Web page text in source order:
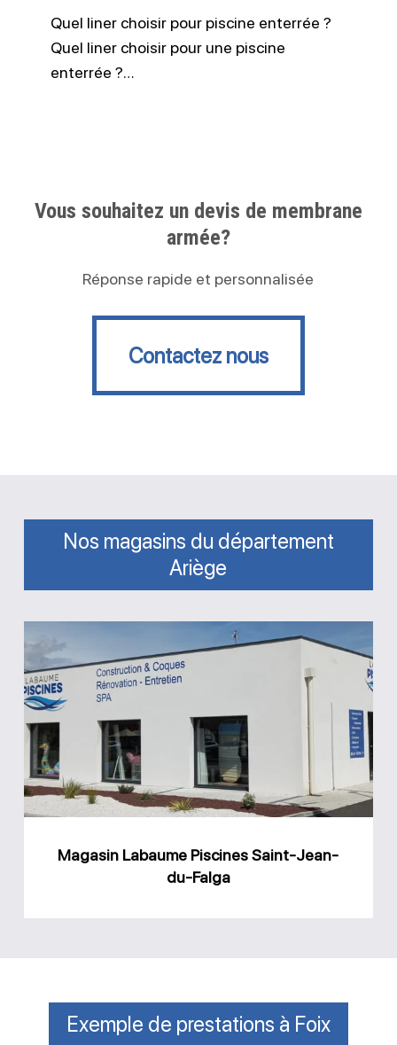
Quel liner choisir pour piscine enterrée ?
Quel liner choisir pour une piscine
enterrée ?…
Vous souhaitez un devis de membrane
armée?
Réponse rapide et personnalisée
Contactez nous
Contactez nous
Nos magasins du département
Ariège
Magasin
Saint-
Jean-
du-
Falga
Magasin Labaume Piscines Saint-Jean-
du-Falga
Exemple de prestations à Foix